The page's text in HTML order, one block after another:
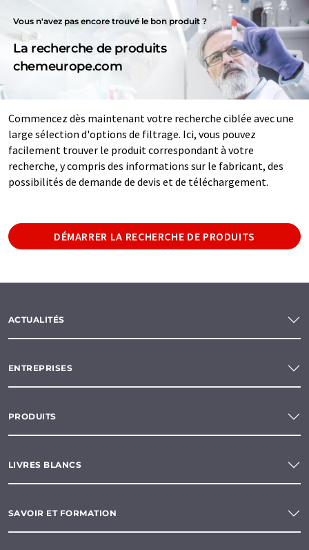
Vous n'avez pas encore trouvé le bon produit ?
La recherche de produits
chemeurope.com
Commencez dès maintenant votre recherche ciblée avec une
large sélection d'options de filtrage. Ici, vous pouvez
facilement trouver le produit correspondant à votre
recherche, y compris des informations sur le fabricant, des
possibilités de demande de devis et de téléchargement.
DÉMARRER LA RECHERCHE DE PRODUITS
ACTUALITÉS
ENTREPRISES
PRODUITS
LIVRES BLANCS
SAVOIR ET FORMATION